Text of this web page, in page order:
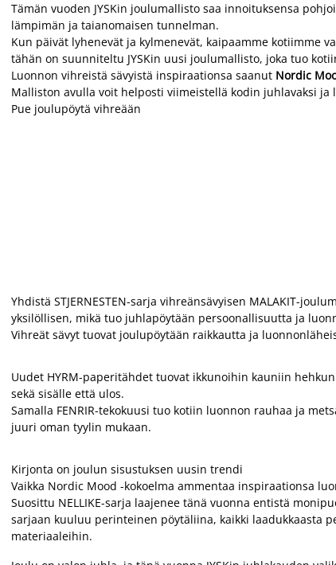
Tämän vuoden JYSKin joulumallisto saa innoituksensa
lämpimän ja taianomaisen tunnelman.
Kun päivät lyhenevät ja kylmenevät, kaipaamme kotiimme
tähän on suunniteltu JYSKin uusi joulumallisto, joka tuo
Luonnon vihreistä sävyistä inspiraationsa saanut Nordic
Malliston avulla voit helposti viimeistellä kodin juhlavaksi
Pue joulupöytä vihreään
Yhdistä STJERNESTEN-sarja vihreänsävyisen MALAKIT-
yksilöllisen, mikä tuo juhlapöytään persoonallisuutta ja
Vihreät sävyt tuovat joulupöytään raikkautta ja
Uudet HYRM-paperitähdet tuovat ikkunoihin kauniin
sekä sisälle että ulos.
Samalla FENRIR-tekokuusi tuo kotiin luonnon rauhaa ja
juuri oman tyylin mukaan.
Kirjonta on joulun sisustuksen uusin trendi
Vaikka Nordic Mood -kokoelma ammentaa inspiraationsa
Suosittu NELLIKE-sarja laajenee tänä vuonna entistä
sarjaan kuuluu perinteinen pöytäliina, kaikki laadukkaasta
materiaaleihin.